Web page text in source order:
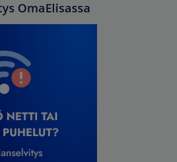
OmaElisassa